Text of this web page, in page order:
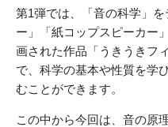
第1弾では、「音の科学」
ー」「紙コップスピーカー
画された作品「うきうきフ
で、科学の基本や性質を学
むことができます。
この中から今回は、音の原